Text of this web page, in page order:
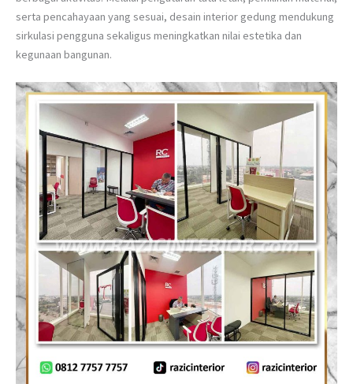
serta pencahayaan yang sesuai, desain interior gedung mendukung
sirkulasi pengguna sekaligus meningkatkan nilai estetika dan
kegunaan bangunan.